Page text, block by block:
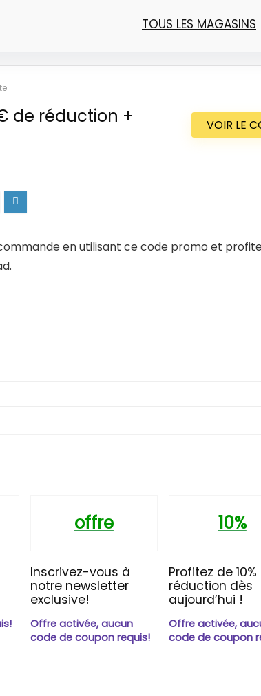
TOUS LES MAGASINS
de réduction +
VOIR LE
en utilisant ce code promo et
offre
Inscrivez-vous à
notre newsletter
exclusive!
Offre activée, aucun
code de coupon requis!
10%
Profitez de
réduction dès
aujourd’hui !
Offre activée,
code de coupon